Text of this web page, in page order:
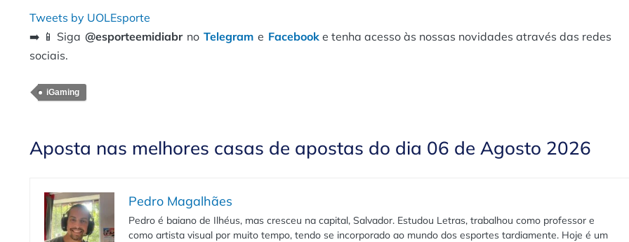
Tweets by UOLEsporte
➡️ 📱 Siga @esporteemidiabr no Telegram e Facebook e tenha acesso às nossas novidades através das redes
sociais.
iGaming
Aposta nas melhores casas de apostas do dia 06 de Agosto 2026
Pedro Magalhães
Pedro é baiano de Ilhéus, mas cresceu na capital, Salvador. Estudou Letras, trabalhou como professor e
como artista visual por muito tempo, tendo se incorporado ao mundo dos esportes tardiamente. Hoje é um